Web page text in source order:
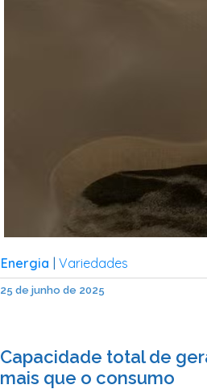
Energia Variedades
25 de junho de 2025
Capacidade total de
mais que o consumo